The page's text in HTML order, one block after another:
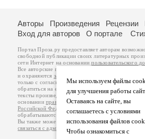
Мы используем файлы
для улучшения работы
Оставаясь на сайте, вы
соглашаетесь с условиями
использования файлов
Чтобы ознакомиться с
Авторы Произведения Рецензии
Вход для авторов
О портале
Портал Проза.ру предоставляет авторам
свободной публикации своих литературных
сети Интернет на основаниипользовательского
Все авторские права на произведения
и охраняются законом
. Перепечатка
только с согласия его автора, к которому вы
обратиться на его авторской странице.
тексты произведений авторы несут
основанииправил публикацииизаконодательства
Российской Федерации
обрабатываются на основанииПолитики
Вы также можете посмотреть более подробную
связаться с администрацией